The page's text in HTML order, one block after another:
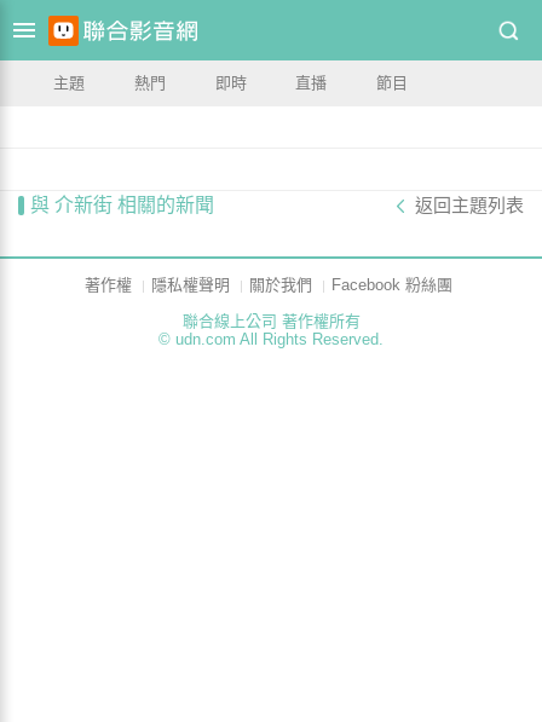
主題 熱門 即時 直播 節目
與 介新街 相關的新聞 返回主題列表
著作權 隱私權聲明 關於我們
Facebook 粉絲團
聯合線上公司 著作權所有
© udn.com All Rights Reserved.